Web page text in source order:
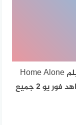
تحميل فيلم Home Alone
مترجم شاهد فور يو 2 جميع